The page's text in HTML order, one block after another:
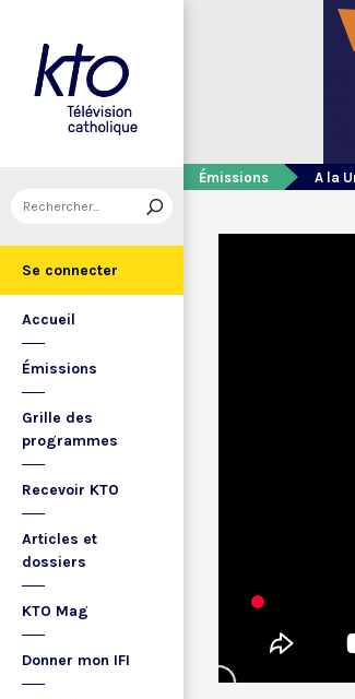
Se connecter
Accueil
Émissions
Grille des
programmes
Recevoir KTO
Articles et
dossiers
KTO Mag
Donner mon IFI
Émissions A la